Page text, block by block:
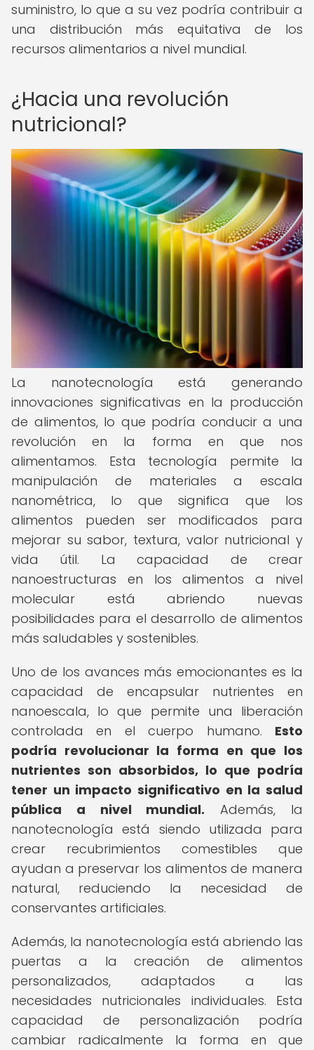
suministro, lo que a su vez podría contribuir a
una distribución más equitativa de los
recursos alimentarios a nivel mundial.
¿Hacia una revolución
nutricional?
La nanotecnología está generando
innovaciones significativas en la producción
de alimentos, lo que podría conducir a una
revolución en la forma en que nos
alimentamos. Esta tecnología permite la
manipulación de materiales a escala
nanométrica, lo que significa que los
alimentos pueden ser modificados para
mejorar su sabor, textura, valor nutricional y
vida útil. La capacidad de crear
nanoestructuras en los alimentos a nivel
molecular está abriendo nuevas
posibilidades para el desarrollo de alimentos
más saludables y sostenibles.
Uno de los avances más emocionantes es la
capacidad de encapsular nutrientes en
nanoescala, lo que permite una liberación
controlada en el cuerpo humano. Esto
podría revolucionar la forma en que los
nutrientes son absorbidos, lo que podría
tener un impacto significativo en la salud
pública a nivel mundial. Además, la
nanotecnología está siendo utilizada para
crear recubrimientos comestibles que
ayudan a preservar los alimentos de manera
natural, reduciendo la necesidad de
conservantes artificiales.
Además, la nanotecnología está abriendo las
puertas a la creación de alimentos
personalizados, adaptados a las
necesidades nutricionales individuales. Esta
capacidad de personalización podría
cambiar radicalmente la forma en que